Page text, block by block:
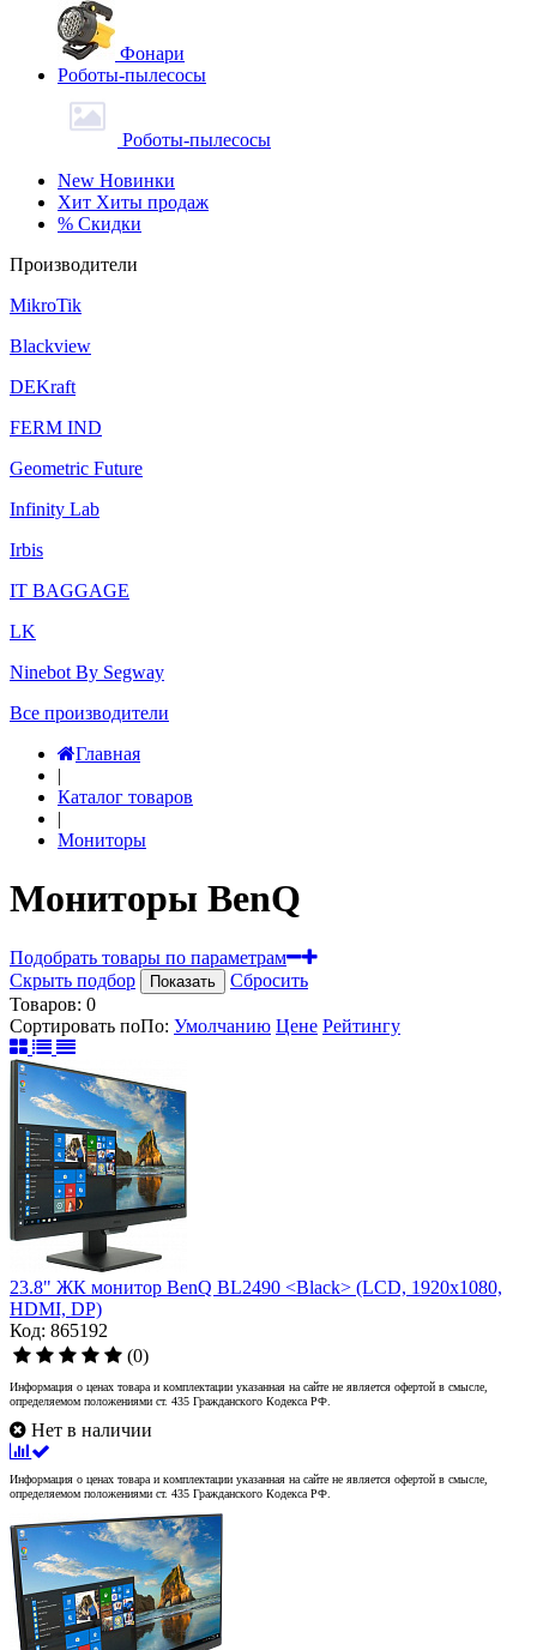
Фонари
Роботы-пылесосы
Роботы-пылесосы
New Новинки
Хит Хиты продаж
% Скидки
Производители
MikroTik
Blackview
DEKraft
FERM IND
Geometric Future
Infinity Lab
Irbis
IT BAGGAGE
LK
Ninebot By Segway
Все производители
Главная
|
Каталог товаров
|
Мониторы
Мониторы BenQ
Подобрать товары по параметрам
Скрыть подбор
Показать
Сбросить
Товаров: 0
Сортировать поПо: Умолчанию Цене Рейтингу
23.8" ЖК монитор BenQ BL2490 <Black> (LCD, 1920x1080,
HDMI, DP)
Код: 865192
(0)
Информация о ценах товара и комплектации указанная на сайте не является офертой в смысле,
определяемом положениями ст. 435 Гражданского Кодекса РФ.
Нет в наличии
Информация о ценах товара и комплектации указанная на сайте не является офертой в смысле,
определяемом положениями ст. 435 Гражданского Кодекса РФ.